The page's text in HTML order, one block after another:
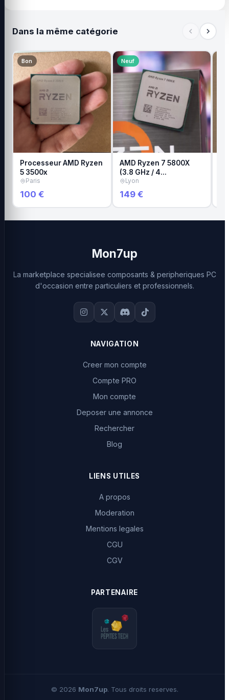
Dans la même catégorie
Bon
Processeur AMD Ryzen
5 3500x
Paris
100 €
Neuf
AMD Ryzen 7 5800X
(3.8 GHz / 4…
Lyon
149 €
Mon7up
La marketplace specialisee composants & peripheriques PC
d'occasion entre particuliers et professionnels.
NAVIGATION
Creer mon compte
Compte PRO
Mon compte
Deposer une annonce
Rechercher
Blog
LIENS UTILES
A propos
Moderation
Mentions legales
CGU
CGV
PARTENAIRE
© 2026 Mon7up. Tous droits reserves.